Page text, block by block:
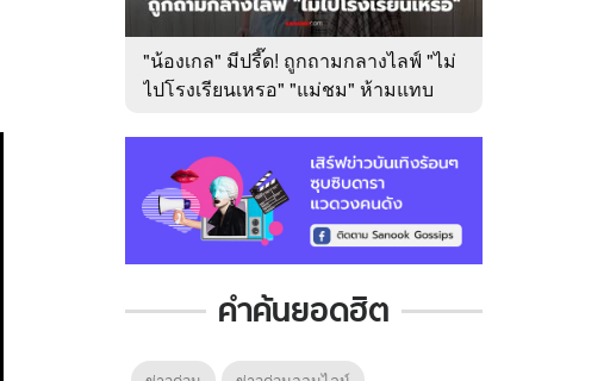
"น้องเกล" มีปรี๊ด! ถูกถามกลางไลฟ์ "ไม่
ไปโรงเรียนเหรอ" "แม่ชม" ห้ามแทบ
คำค้นยอดฮิต